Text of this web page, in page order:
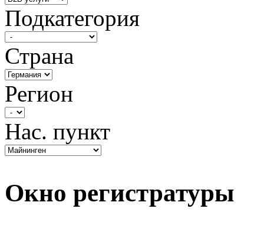
Подкатегория
Страна
Регион
Нас. пункт
Окно регистратуры